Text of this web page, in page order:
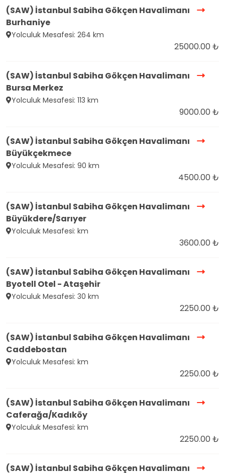
(SAW) İstanbul Sabiha Gökçen Havalimanı
Burhaniye
Yolculuk Mesafesi: 264 km
25000.00 ₺
(SAW) İstanbul Sabiha Gökçen Havalimanı
Bursa Merkez
Yolculuk Mesafesi: 113 km
9000.00 ₺
(SAW) İstanbul Sabiha Gökçen Havalimanı
Büyükçekmece
Yolculuk Mesafesi: 90 km
4500.00 ₺
(SAW) İstanbul Sabiha Gökçen Havalimanı
Büyükdere/Sarıyer
Yolculuk Mesafesi: km
3600.00 ₺
(SAW) İstanbul Sabiha Gökçen Havalimanı
Byotell Otel - Ataşehir
Yolculuk Mesafesi: 30 km
2250.00 ₺
(SAW) İstanbul Sabiha Gökçen Havalimanı
Caddebostan
Yolculuk Mesafesi: km
2250.00 ₺
(SAW) İstanbul Sabiha Gökçen Havalimanı
Caferağa/Kadıköy
Yolculuk Mesafesi: km
2250.00 ₺
(SAW) İstanbul Sabiha Gökçen Havalimanı